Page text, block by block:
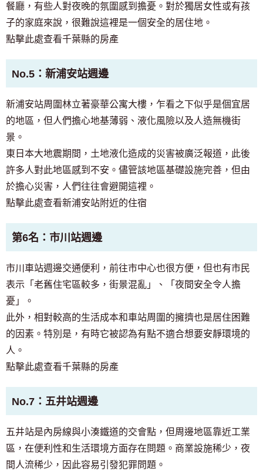
餐廳，有些人對夜晚的氛圍感到擔憂。對於獨居女性或有孩
子的家庭來說，很難說這裡是一個安全的居住地。
點擊此處查看千葉縣的房產
No.5：新浦安站週邊
新浦安站周圍林立著豪華公寓大樓，乍看之下似乎是個宜居
的地區，但人們擔心地基薄弱、液化風險以及人造無機街
景。
東日本大地震期間，土地液化造成的災害被廣泛報道，此後
許多人對此地區感到不安。儘管該地區基礎設施完善，但由
於擔心災害，人們往往會避開這裡。
點擊此處查看新浦安站附近的住宿
第6名：市川站週邊
市川車站週邊交通便利，前往市中心也很方便，但也有市民
表示「老舊住宅區較多，街景混亂」、「夜間安全令人擔
憂」。
此外，相對較高的生活成本和車站周圍的擁擠也是居住困難
的因素。特別是，有時它被認為有點不適合想要安靜環境的
人。
點擊此處查看千葉縣的房產
No.7：五井站週邊
五井站是內房線與小湊鐵道的交會點，但周邊地區靠近工業
區，在便利性和生活環境方面存在問題。商業設施稀少，夜
間人流稀少，因此容易引發犯罪問題。